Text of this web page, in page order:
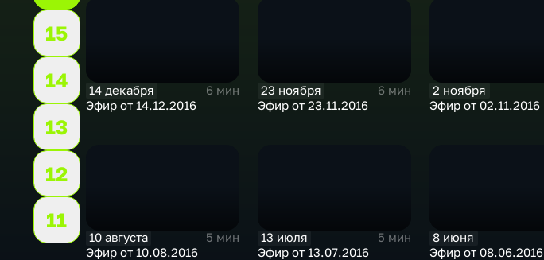
15
14
13
12
11
14 декабря
6 мин
Эфир от 14.12.2016
23 ноября
6 мин
Эфир от 23.11.2016
2 ноября
Эфир от 02.11.2016
10 августа
5 мин
Эфир от 10.08.2016
13 июля
5 мин
Эфир от 13.07.2016
8 июня
Эфир от 08.06.2016